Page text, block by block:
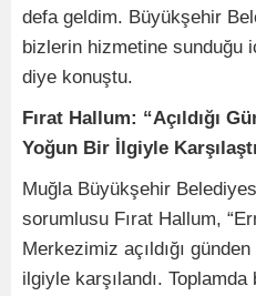
defa geldim. Büyükşehir
bizlerin hizmetine sunduğu
diye konuştu.
Fırat Hallum: “Açıldığı
Yoğun Bir İlgiyle
Muğla Büyükşehir
sorumlusu Fırat Hallum,
Merkezimiz açıldığı
ilgiyle karşılandı.